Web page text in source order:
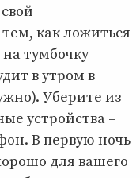
как ложиться
на тумбочку
в утром в
Уберите из
устройства –
В первую ночь
для вашего